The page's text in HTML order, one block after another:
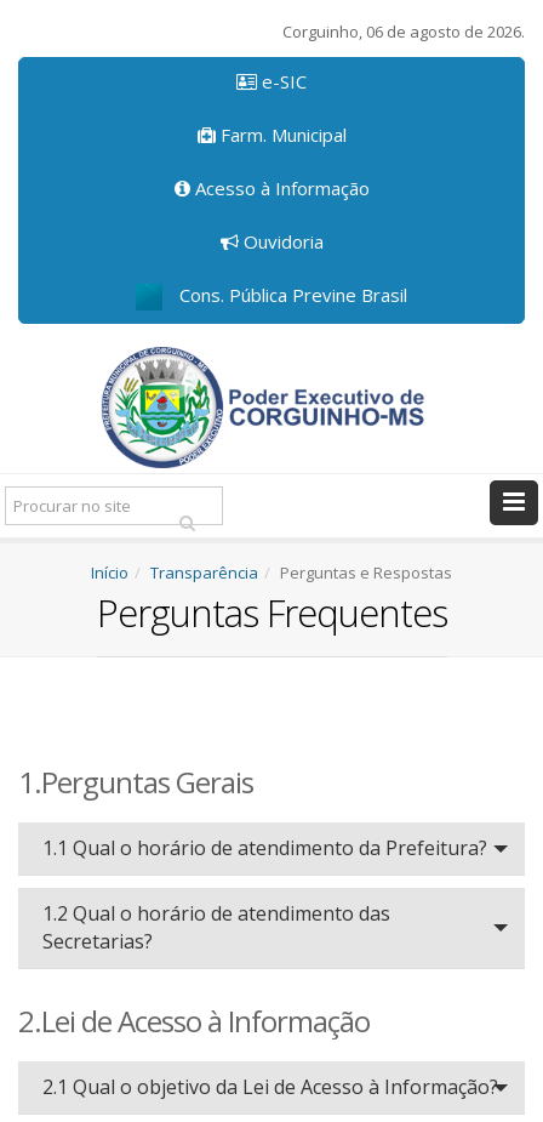
Corguinho, 06 de agosto de 2026.
e-SIC
Farm. Municipal
Acesso à Informação
Ouvidoria
Cons. Pública Previne Brasil
Pesquisar:
Início Transparência Perguntas e Respostas
Perguntas Frequentes
1.Perguntas Gerais
1.1 Qual o horário de atendimento da Prefeitura?
1.2 Qual o horário de atendimento das
Secretarias?
2.Lei de Acesso à Informação
2.1 Qual o objetivo da Lei de Acesso à Informação?